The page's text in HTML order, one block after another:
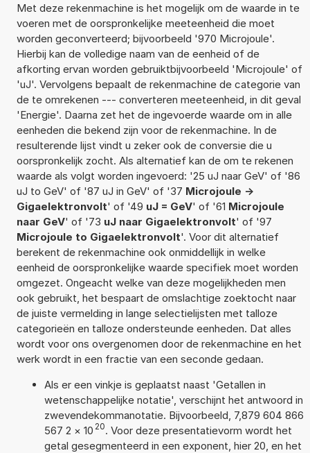
Met deze rekenmachine is het mogelijk om de waarde in te
voeren met de oorspronkelijke meeteenheid die moet
worden geconverteerd; bijvoorbeeld '970 Microjoule'.
Hierbij kan de volledige naam van de eenheid of de
afkorting ervan worden gebruiktbijvoorbeeld 'Microjoule' of
'uJ'. Vervolgens bepaalt de rekenmachine de categorie van
de te omrekenen --- converteren meeteenheid, in dit geval
'Energie'. Daarna zet het de ingevoerde waarde om in alle
eenheden die bekend zijn voor de rekenmachine. In de
resulterende lijst vindt u zeker ook de conversie die u
oorspronkelijk zocht. Als alternatief kan de om te rekenen
waarde als volgt worden ingevoerd: '25 uJ naar GeV' of '86
uJ to GeV' of '87 uJ in GeV' of '37 Microjoule ->
Gigaelektronvolt' of '49 uJ = GeV' of '61 Microjoule
naar GeV' of '73 uJ naar Gigaelektronvolt' of '97
Microjoule to Gigaelektronvolt'. Voor dit alternatief
berekent de rekenmachine ook onmiddellijk in welke
eenheid de oorspronkelijke waarde specifiek moet worden
omgezet. Ongeacht welke van deze mogelijkheden men
ook gebruikt, het bespaart de omslachtige zoektocht naar
de juiste vermelding in lange selectielijsten met talloze
categorieën en talloze ondersteunde eenheden. Dat alles
wordt voor ons overgenomen door de rekenmachine en het
werk wordt in een fractie van een seconde gedaan.
Als er een vinkje is geplaatst naast 'Getallen in
wetenschappelijke notatie', verschijnt het antwoord in
zwevendekommanotatie. Bijvoorbeeld, 7,879 604 866
567 2 × 10 20. Voor deze presentatievorm wordt het
getal gesegmenteerd in een exponent, hier 20, en het